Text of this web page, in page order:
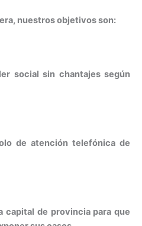
nuestros objetivos son:
social sin chantajes según
de atención telefónica de
capital de provincia para que